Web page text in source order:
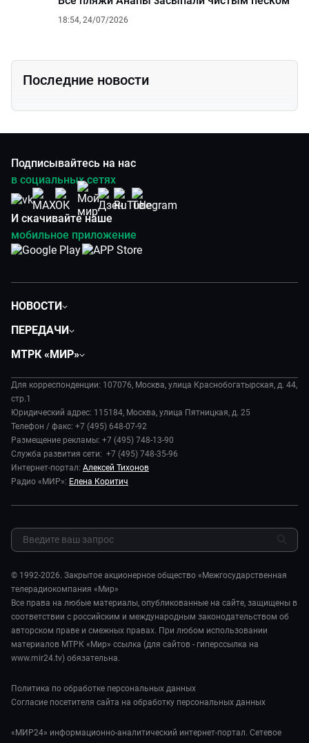
18:54, 24/07/2026
Последние новости
Подписывайтесь на нас
в социальных сетях
И скачивайте наше
мобильное приложение
НОВОСТИ
Экономика
Происшествия
В содружестве
В мире
Наука и технологии
Здоровье и медицина
Спорт
Шоу-бизнес
Стиль жизни
Сад и огород
ПЕРЕДАЧИ
Дела судебные
Диктор делает
Игра в кино
Игра в кино. Мультфильмы
Исторический детектив
Миллион за 5 минут
Мировое соглашение
Предварительный диагноз
Пять причин поехать в...
МТРК «МИР»
История
Руководство
Новости компании
Пресса о нас
Карьера
Реклама
Закупки и тендеры
Обратная связь
Для корреспонденции: 107076, Москва, улица Краснобогатырская, д. 44,
стр.1
Юридический адрес: 115184, Москва, улица Пятницкая, д. 25
Телефон / факс: +7 (495) 648-07-92
Размещение рекламы: +7 (495) 748-13-90
Служба развития сети: +7 (495) 748-35-96
Интернет-портал: Алексей Тихонов
Радио «МИР»: Елена Коритич
© 1992-2026. Закрытое акционерное общество «Межгосударственная
телерадиокомпания «Мир»
Все права на любые материалы, опубликованные на сайте, защищены в
соответствии с российским и международным законодательством об
авторском праве и смежных правах. При любом использовании
материалов МТРК «Мир» ссылка (для сайтов - гиперссылка на
www.mir24.tv) обязательна.
Политика по обработке персональных данных
Согласие посетителя сайта на обработку персональных данных
«МИР24» информационно-аналитический интернет-портал. Сетевое